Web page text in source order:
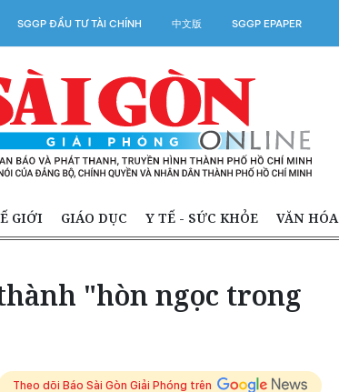
SGGP ĐẦU TƯ TÀI CHÍNH 中文版 SGGP EPAPER
GIỚI GIÁO DỤC Y TẾ - SỨC KHỎE VĂN HÓA
"hòn ngọc trong
Theo dõi Báo Sài Gòn Giải Phóng trên